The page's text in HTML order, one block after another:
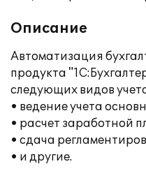
Описание
Автоматизация
продукта
следующих видов
• ведение учета
• расчет заработной
• сдача
• и другие.